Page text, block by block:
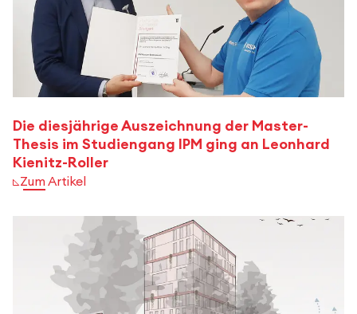
Die diesjährige Auszeichnung der Master-
Thesis im Studiengang IPM ging an Leonhard
Kienitz-Roller
Zum Artikel